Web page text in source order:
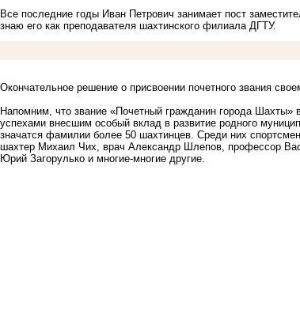
Все последние годы Иван Петрович занимает пост
знаю его как преподавателя шахтинского филиала ДГТУ.
Окончательное решение о присвоении почетного звания
Напомним, что звание «Почетный гражданин города
успехами внесшим особый вклад в развитие родного
значатся фамилии более 50 шахтинцев. Среди них
шахтер Михаил Чих, врач Александр Шлепов, профессор
Юрий Загорулько и многие-многие другие.